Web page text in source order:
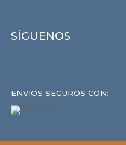
SÍGUENOS
ENVIOS SEGUROS CON: